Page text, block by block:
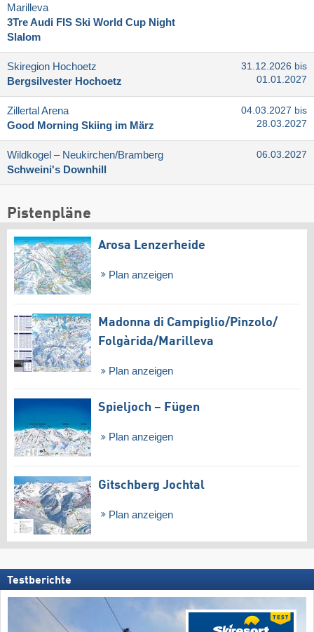
Marilleva
3Tre Audi FIS Ski World Cup Night
Slalom
Skiregion Hochoetz
Bergsilvester Hochoetz
31.12.2026 bis
01.01.2027
Zillertal Arena
Good Morning Skiing im März
04.03.2027 bis
28.03.2027
Wildkogel – Neukirchen/​Bramberg
Schweini's Downhill
06.03.2027
Pistenpläne
Arosa Lenzerheide
Plan anzeigen
Madonna di Campiglio/​Pinzolo/​
Folgàrida/​Marilleva
Plan anzeigen
Spieljoch – Fügen
Plan anzeigen
Gitschberg Jochtal
Plan anzeigen
Testberichte